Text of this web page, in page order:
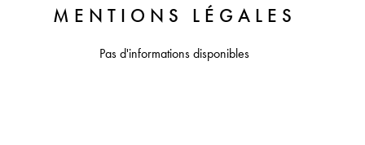
MENTIONS LÉGALES
Pas d'informations disponibles